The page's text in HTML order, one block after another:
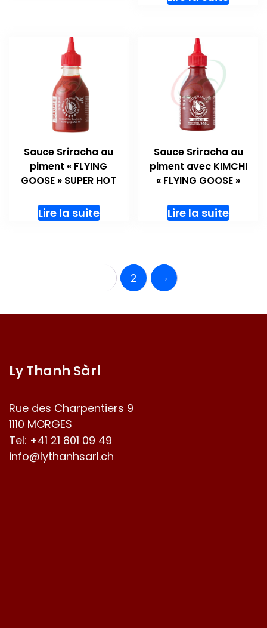
Sauce Sriracha au
piment « FLYING
GOOSE » SUPER HOT
Lire la suite
Sauce Sriracha au
piment avec KIMCHI
« FLYING GOOSE »
Lire la suite
2 →
Ly Thanh Sàrl
Rue des Charpentiers 9
1110 MORGES
Tel: +41 21 801 09 49
info@lythanhsarl.ch